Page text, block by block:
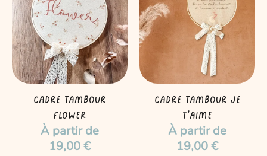
Cadre tambour
Flower
À partir de
19,00€
plusieurs
variations.
Les
options
peuvent
être
choisies
sur
la
Cadre tambour Je
t’aime
À partir de
19,00€
a
plusieurs
variations.
Les
options
peuvent
être
choisies
sur
la